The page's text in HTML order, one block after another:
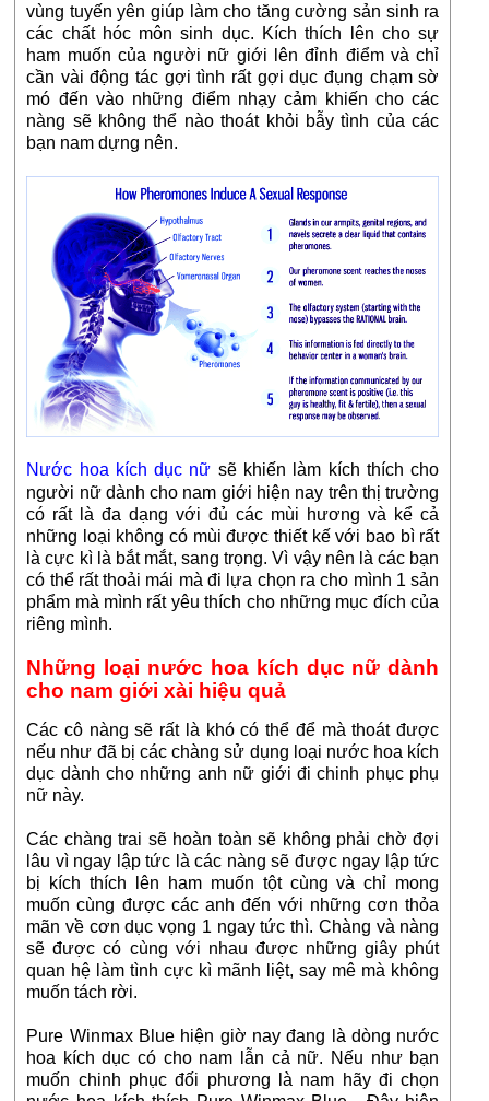
vùng tuyến yên giúp làm cho tăng cường sản sinh ra
các chất hóc môn sinh dục. Kích thích lên cho sự
ham muốn của người nữ giới lên đỉnh điểm và chỉ
cần vài động tác gợi tình rất gợi dục đụng chạm sờ
mó đến vào những điểm nhạy cảm khiến cho các
nàng sẽ không thể nào thoát khỏi bẫy tình của các
bạn nam dựng nên.
Nước hoa kích dục nữ sẽ khiến làm kích thích cho
người nữ dành cho nam giới hiện nay trên thị trường
có rất là đa dạng với đủ các mùi hương và kể cả
những loại không có mùi được thiết kế với bao bì rất
là cực kì là bắt mắt, sang trọng. Vì vậy nên là các bạn
có thể rất thoải mái mà đi lựa chọn ra cho mình 1 sản
phẩm mà mình rất yêu thích cho những mục đích của
riêng mình.
Những loại nước hoa kích dục nữ dành
cho nam giới xài hiệu quả
Các cô nàng sẽ rất là khó có thể để mà thoát được
nếu như đã bị các chàng sử dụng loại nước hoa kích
dục dành cho những anh nữ giới đi chinh phục phụ
nữ này.
Các chàng trai sẽ hoàn toàn sẽ không phải chờ đợi
lâu vì ngay lập tức là các nàng sẽ được ngay lập tức
bị kích thích lên ham muốn tột cùng và chỉ mong
muốn cùng được các anh đến với những cơn thỏa
mãn về cơn dục vọng 1 ngay tức thì. Chàng và nàng
sẽ được có cùng với nhau được những giây phút
quan hệ làm tình cực kì mãnh liệt, say mê mà không
muốn tách rời.
Pure Winmax Blue hiện giờ nay đang là dòng nước
hoa kích dục có cho nam lẫn cả nữ. Nếu như bạn
muốn chinh phục đối phương là nam hãy đi chọn